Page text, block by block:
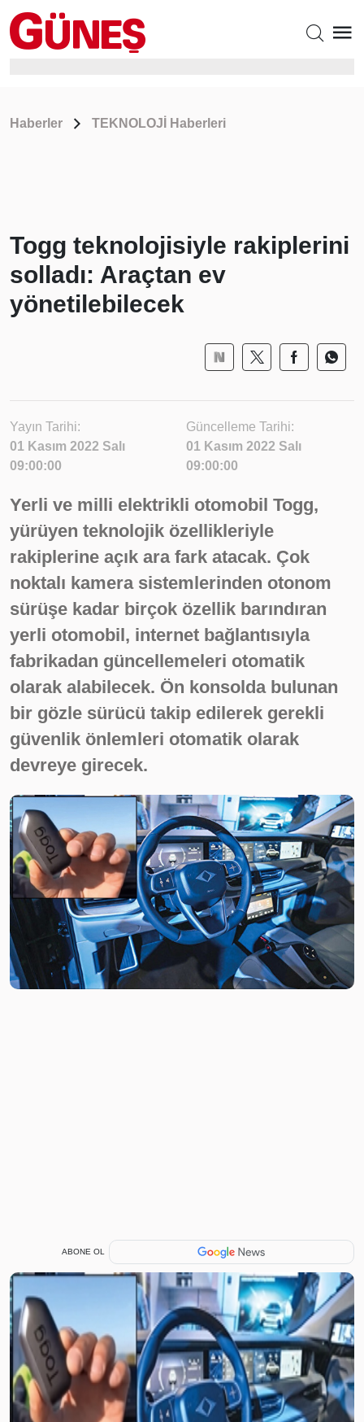
Haberler TEKNOLOJİ Haberleri
Togg teknolojisiyle rakiplerini
solladı: Araçtan ev
yönetilebilecek
Yayın Tarihi:
01 Kasım 2022 Salı
09:00:00
Güncelleme Tarihi:
01 Kasım 2022 Salı
09:00:00
Yerli ve milli elektrikli otomobil Togg,
yürüyen teknolojik özellikleriyle
rakiplerine açık ara fark atacak. Çok
noktalı kamera sistemlerinden otonom
sürüşe kadar birçok özellik barındıran
yerli otomobil, internet bağlantısıyla
fabrikadan güncellemeleri otomatik
olarak alabilecek. Ön konsolda bulunan
bir gözle sürücü takip edilerek gerekli
güvenlik önlemleri otomatik olarak
devreye girecek.
ABONE OL